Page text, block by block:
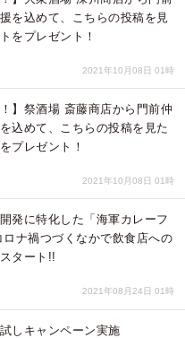
を込めて、こちらの投稿を見
をプレゼント！
2021年10月08日 01時
】祭酒場 斎藤商店から門前仲
込めて、こちらの投稿を見た
プレゼント！
2021年10月08日 01時
発に特化した「海軍カレーフ
ロナ禍つづくなかで飲食店への
タート!!
2021年08月24日 01時
しキャンペーン実施